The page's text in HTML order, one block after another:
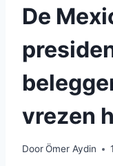
De
vrezen
DoorÖmer Aydin